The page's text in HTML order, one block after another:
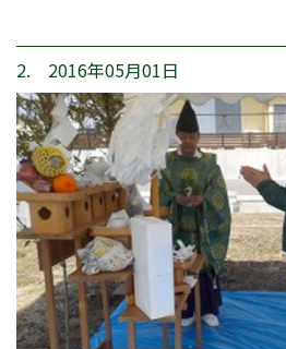
2. 2016年05月01日